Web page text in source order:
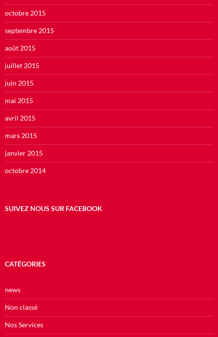
octobre 2015
septembre 2015
août 2015
juillet 2015
juin 2015
mai 2015
avril 2015
mars 2015
janvier 2015
octobre 2014
SUIVEZ NOUS SUR FACEBOOK
CATÉGORIES
news
Non classé
Nos Services